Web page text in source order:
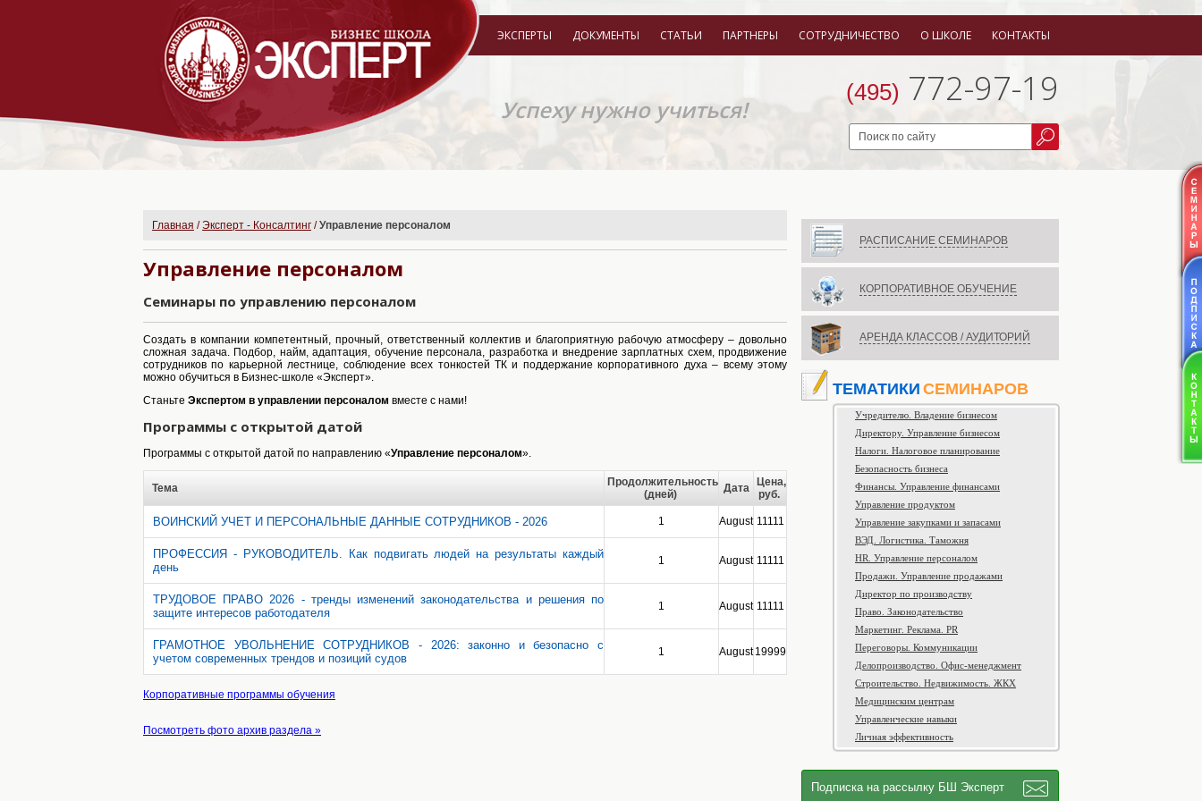
Успеху нужно учиться!
(495) 772-97-19
ЭКСПЕРТЫ ДОКУМЕНТЫ СТАТЬИ ПАРТНЕРЫ СОТРУДНИЧЕСТВО О ШКОЛЕ КОНТАКТЫ
Главная /Эксперт - Консалтинг /Управление персоналом
Управление персоналом
Семинары по управлению персоналом
Создать в компании компетентный, прочный, ответственный коллектив и благоприятную рабочую атмосферу – довольно
сложная задача. Подбор, найм, адаптация, обучение персонала, разработка и внедрение зарплатных схем, продвижение
сотрудников по карьерной лестнице, соблюдение всех тонкостей ТК и поддержание корпоративного духа – всему этому
можно обучиться в Бизнес-школе «Эксперт».
Станьте Экспертом в управлении персоналом вместе с нами!
Программы с открытой датой
Программы с открытой датой по направлению «Управление персоналом».
Тема
Продолжительность
(дней)
Дата
Цена,
руб.
ВОИНСКИЙ УЧЕТ И ПЕРСОНАЛЬНЫЕ ДАННЫЕ СОТРУДНИКОВ - 2026 1 August 11111
ПРОФЕССИЯ - РУКОВОДИТЕЛЬ. Как подвигать людей на результаты каждый
день
1 August 11111
ТРУДОВОЕ ПРАВО 2026 - тренды изменений законодательства и решения по
защите интересов работодателя
1 August 11111
ГРАМОТНОЕ УВОЛЬНЕНИЕ СОТРУДНИКОВ - 2026: законно и безопасно с
учетом современных трендов и позиций судов
1 August 19999
Корпоративные программы обучения
Посмотреть фото архив раздела »
РАСПИСАНИЕ СЕМИНАРОВ
КОРПОРАТИВНОЕ ОБУЧЕНИЕ
АРЕНДА КЛАССОВ / АУДИТОРИЙ
ТЕМАТИКИ СЕМИНАРОВ
Учредителю. Владение бизнесом
Директору. Управление бизнесом
Налоги. Налоговое планирование
Безопасность бизнеса
Финансы. Управление финансами
Управление продуктом
Управление закупками и запасами
ВЭД. Логистика. Таможня
HR. Управление персоналом
Продажи. Управление продажами
Директор по производству
Право. Законодательство
Маркетинг. Реклама. PR
Переговоры. Коммуникации
Делопроизводство. Офис-менеджмент
Строительство. Недвижимость. ЖКХ
Медицинским центрам
Управленческие навыки
Личная эффективность
Подписка на рассылку БШ Эксперт